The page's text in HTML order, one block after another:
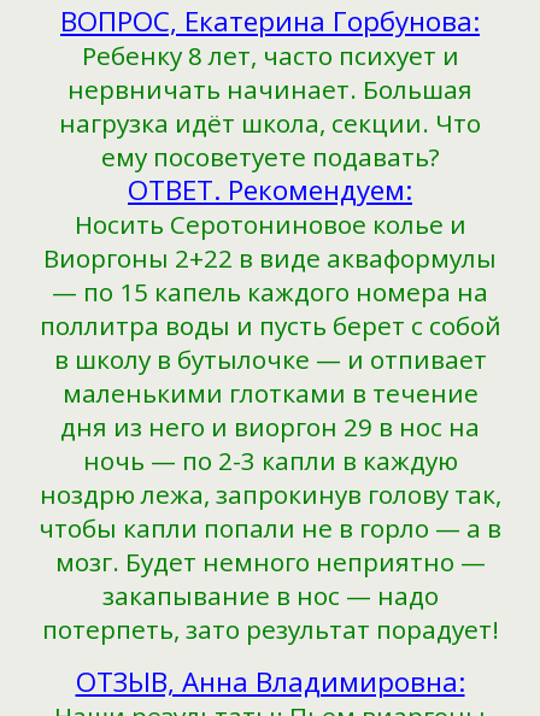
ВОПРОС, Екатерина Горбунова:
Ребенку 8 лет, часто психует и
нервничать начинает. Большая
нагрузка идёт школа, секции. Что
ему посоветуете подавать?
ОТВЕТ. Рекомендуем:
Носить Серотониновое колье и
Виоргоны 2+22 в виде акваформулы
— по 15 капель каждого номера на
поллитра воды и пусть берет с собой
в школу в бутылочке — и отпивает
маленькими глотками в течение
дня из него и виоргон 29 в нос на
ночь — по 2-3 капли в каждую
ноздрю лежа, запрокинув голову так,
чтобы капли попали не в горло — а в
мозг. Будет немного неприятно —
закапывание в нос — надо
потерпеть, зато результат порадует!
ОТЗЫВ, Анна Владимировна: